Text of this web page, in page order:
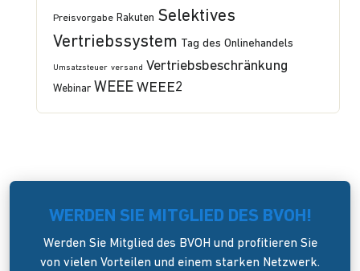
Preisvorgabe Rakuten Selektives
Vertriebssystem Tag des Onlinehandels
Umsatzsteuer versand Vertriebsbeschränkung
Webinar WEEE WEEE2
WERDEN SIE MITGLIED DES BVOH!
Werden Sie Mitglied des BVOH und profitieren Sie
von vielen Vorteilen und einem starken Netzwerk.